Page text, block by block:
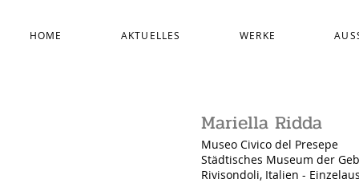
HOME AKTUELLES WERKE
Mariella Ridda
Museo Civico del Presepe
Städtisches Museum der
Rivisondoli, Italien -